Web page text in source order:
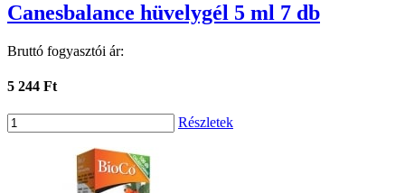
Canesbalance hüvelygél 5 ml 7 db
Bruttó fogyasztói ár:
5 244 Ft
Részletek